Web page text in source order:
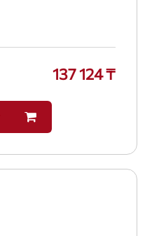
137 124 ₸